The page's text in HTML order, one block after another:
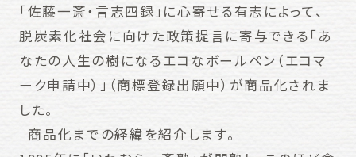
「佐藤一斎・言志四録」に心寄せる有志によって、
脱炭素化社会に向けた政策提言に寄与できる「あ
なたの人生の樹になるエコなボールペン（エコマ
ーク申請中）」（商標登録出願中）が商品化されま
した。
商品化までの経緯を紹介します。